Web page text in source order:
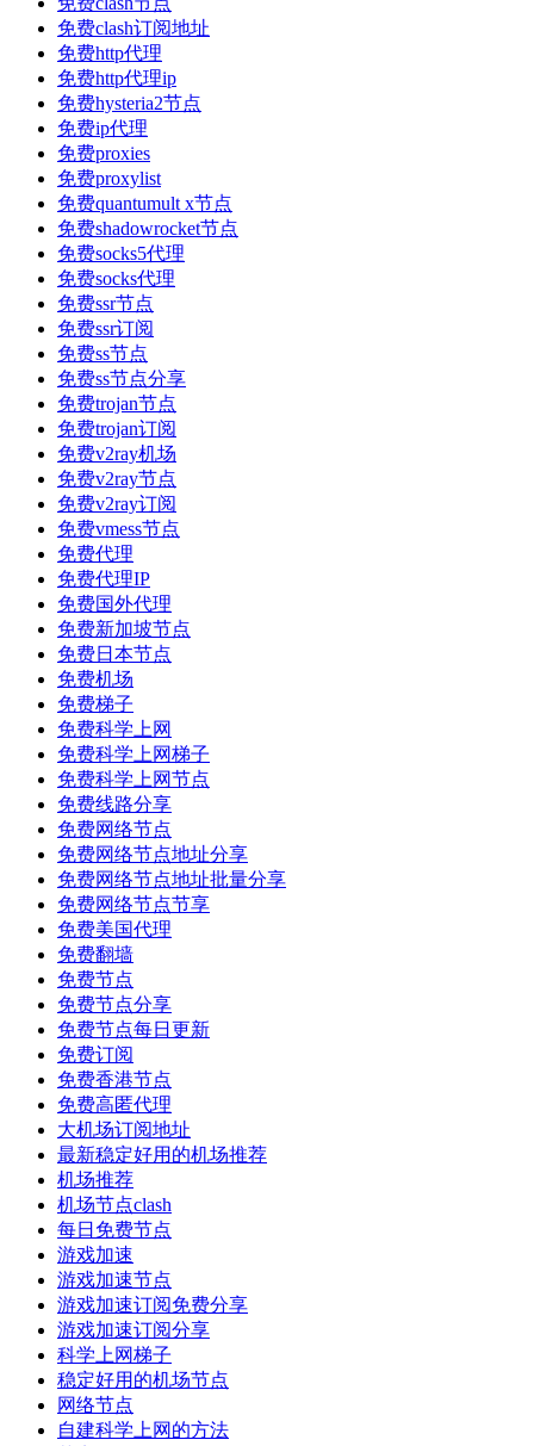
免费clash订阅地址
免费http代理
免费http代理ip
免费hysteria2节点
免费ip代理
免费proxies
免费proxylist
免费quantumult x节点
免费shadowrocket节点
免费socks5代理
免费socks代理
免费ssr节点
免费ssr订阅
免费ss节点
免费ss节点分享
免费trojan节点
免费trojan订阅
免费v2ray机场
免费v2ray节点
免费v2ray订阅
免费vmess节点
免费代理
免费代理IP
免费国外代理
免费新加坡节点
免费日本节点
免费机场
免费梯子
免费科学上网
免费科学上网梯子
免费科学上网节点
免费线路分享
免费网络节点
免费网络节点地址分享
免费网络节点地址批量分享
免费网络节点节享
免费美国代理
免费翻墙
免费节点
免费节点分享
免费节点每日更新
免费订阅
免费香港节点
免费高匿代理
大机场订阅地址
最新稳定好用的机场推荐
机场推荐
机场节点clash
每日免费节点
游戏加速
游戏加速节点
游戏加速订阅免费分享
游戏加速订阅分享
科学上网梯子
稳定好用的机场节点
网络节点
自建科学上网的方法